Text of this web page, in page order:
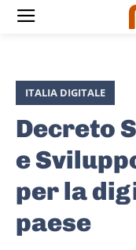
ITALIA DIGITALE
Decreto
e
per la
paese